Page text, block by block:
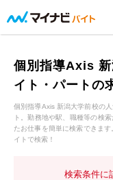
個別指導Axis
イト・パートの
個別指導Axis 新潟大学前校の
ト。勤務地や駅、職種等の検
たお仕事を簡単に検索できま
イトで検索！
検索条件に